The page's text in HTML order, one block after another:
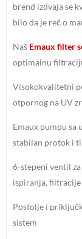
brend izdvaja se
bilo da je reč o
Naš Emaux filter
optimalnu
Visokokvalitetni
otpornog na UV
Emaux pumpu sa
stabilan protok i
6-stepeni ventil
ispiranja, filtracije
Postolje i
sistem